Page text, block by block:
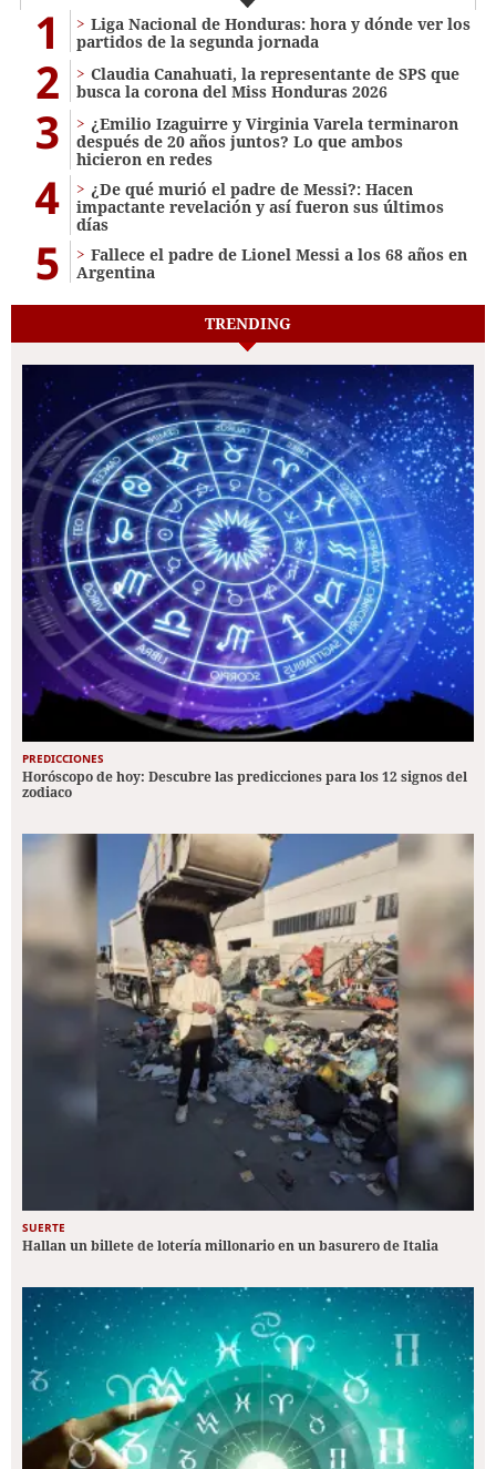
1
Liga Nacional de Honduras: hora y dónde ver los
partidos de la segunda jornada
2
Claudia Canahuati, la representante de SPS que
busca la corona del Miss Honduras 2026
3
¿Emilio Izaguirre y Virginia Varela terminaron
después de 20 años juntos? Lo que ambos
hicieron en redes
4
¿De qué murió el padre de Messi?: Hacen
impactante revelación y así fueron sus últimos
días
5
Fallece el padre de Lionel Messi a los 68 años en
Argentina
TRENDING
PREDICCIONES
Horóscopo de hoy: Descubre las predicciones para los 12 signos del
zodiaco
SUERTE
Hallan un billete de lotería millonario en un basurero de Italia